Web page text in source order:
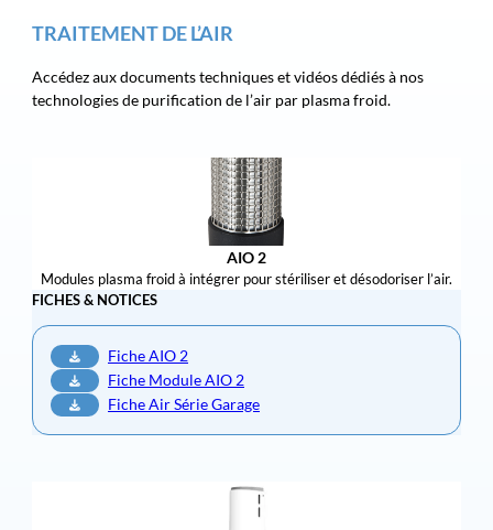
TRAITEMENT DE L’AIR
Accédez aux documents techniques et vidéos dédiés à nos
technologies de purification de l’air par plasma froid.
AIO 2
Modules plasma froid à intégrer pour stériliser et désodoriser l’air.
FICHES & NOTICES
Fiche AIO 2
Fiche Module AIO 2
Fiche Air Série Garage